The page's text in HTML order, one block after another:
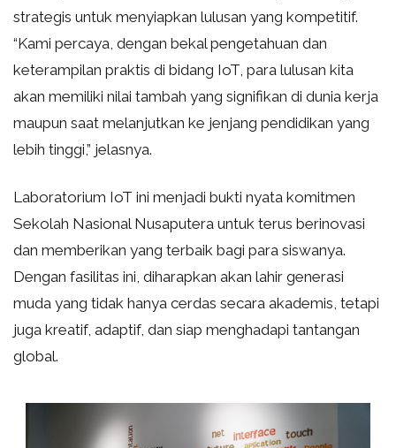
strategis untuk menyiapkan lulusan yang kompetitif.
“Kami percaya, dengan bekal pengetahuan dan
keterampilan praktis di bidang IoT, para lulusan kita
akan memiliki nilai tambah yang signifikan di dunia kerja
maupun saat melanjutkan ke jenjang pendidikan yang
lebih tinggi,” jelasnya.
Laboratorium IoT ini menjadi bukti nyata komitmen
Sekolah Nasional Nusaputera untuk terus berinovasi
dan memberikan yang terbaik bagi para siswanya.
Dengan fasilitas ini, diharapkan akan lahir generasi
muda yang tidak hanya cerdas secara akademis, tetapi
juga kreatif, adaptif, dan siap menghadapi tantangan
global.